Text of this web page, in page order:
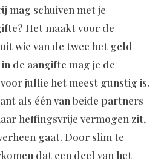
mag schuiven met je
Het maakt voor de
wie van de twee het geld
de aangifte mag je de
jullie het meest gunstig is.
als één van beide partners
heffingsvrije vermogen zit,
gaat. Door slim te
dat een deel van het